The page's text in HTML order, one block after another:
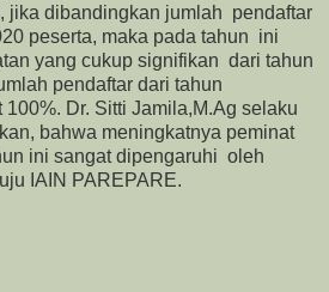
jika dibandingkan jumlah pendaftar
peserta, maka pada tahun ini
yang cukup signifikan dari tahun
pendaftar dari tahun
Dr. Sitti Jamila,M.Ag selaku
bahwa meningkatnya peminat
ini sangat dipengaruhi oleh
IAIN PAREPARE.